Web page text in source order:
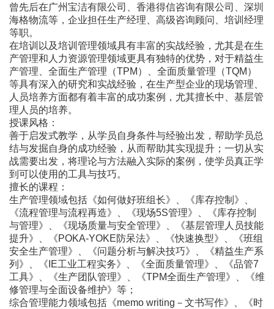
曾先后在广州宝洁有限公司、香港得信咨询有限公司、深圳
海格物流等，企业担任生产经理、高级咨询顾问、培训经理
等职。
在培训以及培训管理领域具有丰富的实战经验，尤其是在生
产管理和人力资源管理领域更具有独特的优势，对于精益生
产管理、全面生产管理（TPM）、全面质量管理（TQM）
等具有深入的研究和实战经验，在生产型企业的现场管理、
人员培养方面都有着丰富的成功案例，尤其擅长中、基层管
理人员的培养。
授课风格：
善于启发式教学，从学员自身条件与经验出发，帮助学员总
结与发掘自身的成功经验，从而帮助其实现提升；一切从实
战需要出发，将理论与方法融入实际的案例，使学员真正学
到可以使用的工具与技巧。
擅长的课程：
生产管理领域包括《如何做好班组长》、《库存控制》、
《流程管理与流程再造》、《现场5S管理》、《库存控制
与管理》、《现场质量与安全管理》、《基层管理人员技能
提升》、《POKA-YOKE防呆法》、《快速换型》、《班组
安全生产管理》、《问题分析与解决技巧》、《精益生产系
列》、《IE工业工程实务》、《全面质量管理》、《品管7
工具》、《生产团队管理》、《TPM全面生产管理》、《维
修管理与全面设备维护》等；
综合管理能力领域包括《memo writing－文书写作》、《时